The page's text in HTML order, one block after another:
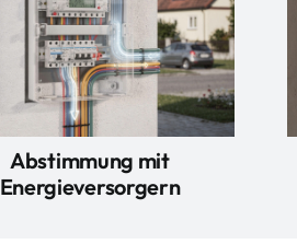
Abstimmung mit
Energieversorgern